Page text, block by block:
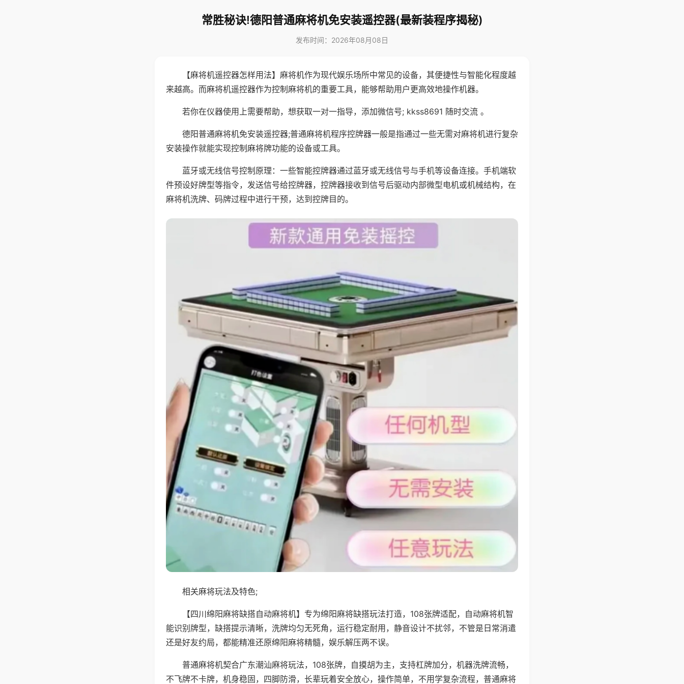
常胜秘诀!德阳普通麻将机免安装遥控器(最新装程序揭秘)
发布时间：2026年08月08日
【麻将机遥控器怎样用法】麻将机作为现代娱乐场所中常见的设备，其便捷性与智能化程度越
来越高。而麻将机遥控器作为控制麻将机的重要工具，能够帮助用户更高效地操作机器。
若你在仪器使用上需要帮助，想获取一对一指导，添加微信号; kkss8691 随时交流 。
德阳普通麻将机免安装遥控器;普通麻将机程序控牌器一般是指通过一些无需对麻将机进行复杂
安装操作就能实现控制麻将牌功能的设备或工具。
蓝牙或无线信号控制原理：一些智能控牌器通过蓝牙或无线信号与手机等设备连接。手机端软
件预设好牌型等指令，发送信号给控牌器，控牌器接收到信号后驱动内部微型电机或机械结构，在
麻将机洗牌、码牌过程中进行干预，达到控牌目的。
相关麻将玩法及特色;
【四川绵阳麻将缺搭自动麻将机】专为绵阳麻将缺搭玩法打造，108张牌适配，自动麻将机智
能识别牌型，缺搭提示清晰，洗牌均匀无死角，运行稳定耐用，静音设计不扰邻，不管是日常消遣
还是好友约局，都能精准还原绵阳麻将精髓，娱乐解压两不误。
普通麻将机契合广东潮汕麻将玩法，108张牌，自摸胡为主，支持杠牌加分，机器洗牌流畅，
不飞牌不卡牌，机身稳固，四脚防滑，长辈玩着安全放心，操作简单，不用学复杂流程，普通麻将